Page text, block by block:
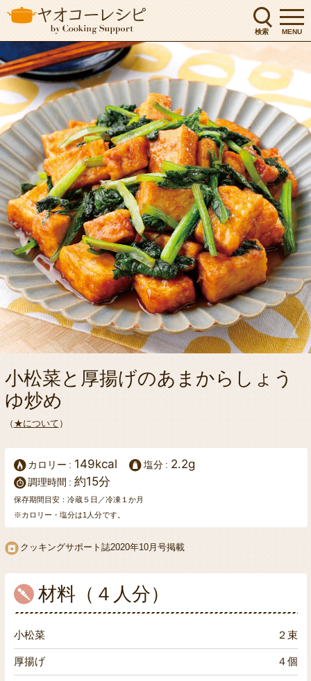
検索 MENU
小松菜と厚揚げのあまからしょう
ゆ炒め
（ ★について ）
カロリー 149kcal 塩分 2.2g
調理時間 約15分
保存期間目安：冷蔵５日／冷凍１か月
※カロリー・塩分は1人分です。
クッキングサポート誌2020年10月号掲載
材料（４人分）
小松菜 ２束
厚揚げ ４個